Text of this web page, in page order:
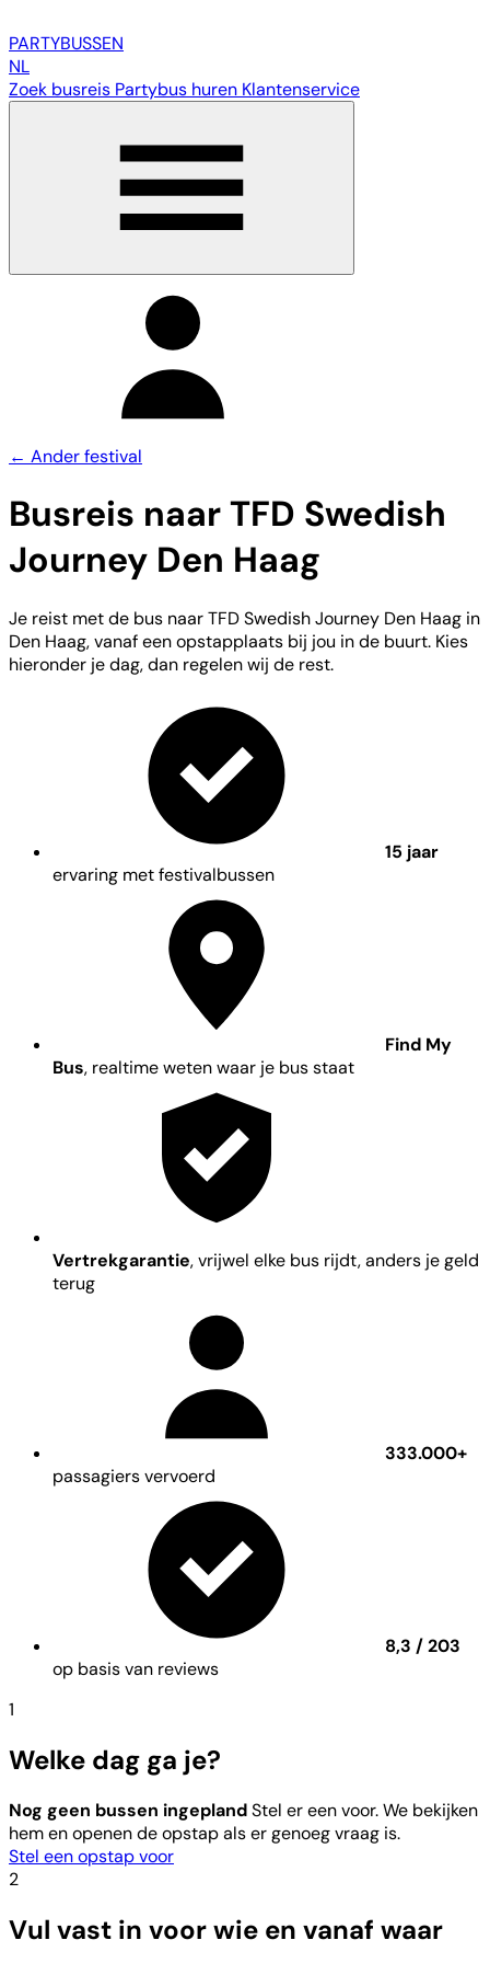
PARTYBUSSEN
NL
Zoek busreis Partybus huren Klantenservice
← Ander festival
Busreis naar TFD Swedish
Journey Den Haag
Je reist met de bus naar TFD Swedish Journey Den Haag in
Den Haag, vanaf een opstapplaats bij jou in de buurt. Kies
hieronder je dag, dan regelen wij de rest.
15 jaar
ervaring met festivalbussen
Find My
Bus, realtime weten waar je bus staat
Vertrekgarantie, vrijwel elke bus rijdt, anders je geld
terug
333.000+
passagiers vervoerd
8,3 / 203
op basis van reviews
1
Welke dag ga je?
Nog geen bussen ingeplandStel er een voor. We bekijken
hem en openen de opstap als er genoeg vraag is.
Stel een opstap voor
2
Vul vast in voor wie en vanaf waar